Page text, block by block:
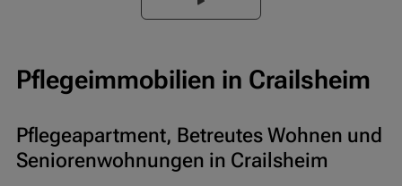
Pflegeimmobilien in Crailsheim
Pflegeapartment, Betreutes Wohnen und
Seniorenwohnungen in Crailsheim